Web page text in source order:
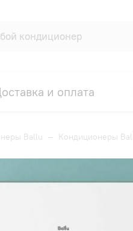
и оплата
Ballu — Кондиционеры